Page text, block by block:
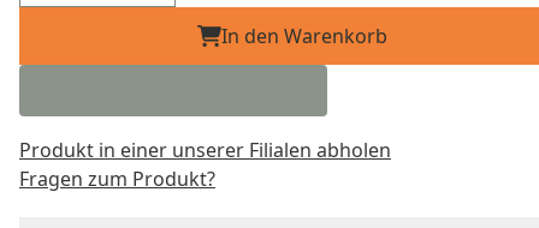
In den Warenkorb
Produkt in einer unserer Filialen abholen
Fragen zum Produkt?